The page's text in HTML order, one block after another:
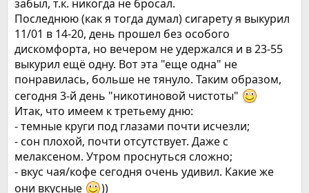
забыл, т.к. никогда не бросал.
Последнюю (как я тогда думал) сигарету я выкурил
11/01 в 14-20, день прошел без особого
дискомфорта, но вечером не удержался и в 23-55
выкурил ещё одну. Вот эта "еще одна" не
понравилась, больше не тянуло. Таким образом,
сегодня 3-й день "никотиновой чистоты"
Итак, что имеем к третьему дню:
- темные круги под глазами почти исчезли;
- сон плохой, почти отсутствует. Даже с
мелаксеном. Утром проснуться сложно;
- вкус чая/кофе сегодня очень удивил. Какие же
они вкусные
))